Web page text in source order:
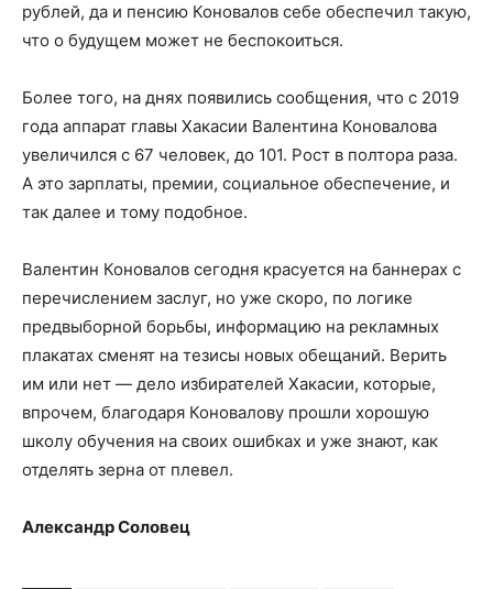
рублей, да и пенсию Коновалов себе обеспечил такую,
что о будущем может не беспокоиться.
Более того, на днях появились сообщения, что с 2019
года аппарат главы Хакасии Валентина Коновалова
увеличился с 67 человек, до 101. Рост в полтора раза.
А это зарплаты, премии, социальное обеспечение, и
так далее и тому подобное.
Валентин Коновалов сегодня красуется на баннерах с
перечислением заслуг, но уже скоро, по логике
предвыборной борьбы, информацию на рекламных
плакатах сменят на тезисы новых обещаний. Верить
им или нет — дело избирателей Хакасии, которые,
впрочем, благодаря Коновалову прошли хорошую
школу обучения на своих ошибках и уже знают, как
отделять зерна от плевел.
Александр Соловец